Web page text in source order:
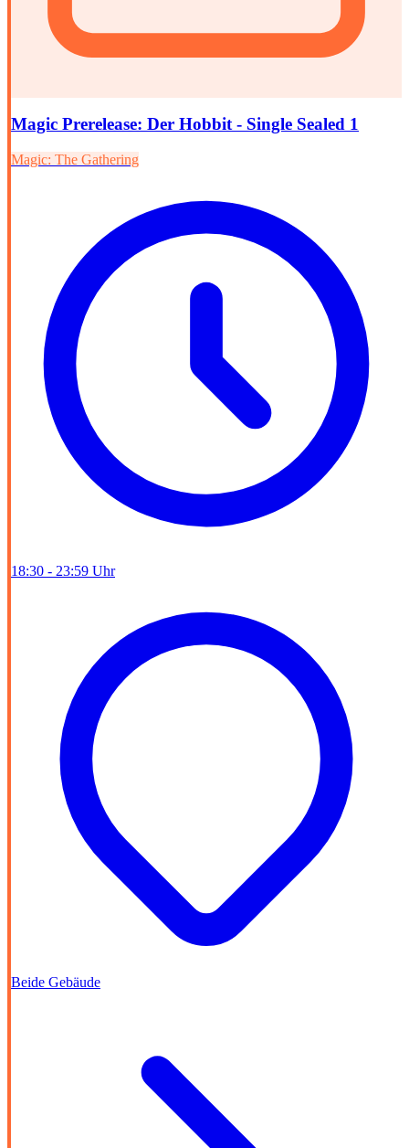
Magic Prerelease: Der Hobbit - Single Sealed 1
Magic: The Gathering
18:30 - 23:59 Uhr
Beide Gebäude